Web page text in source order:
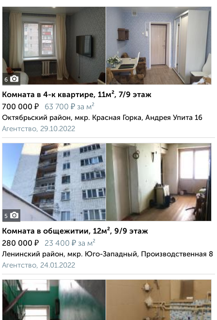
6
Комната в 4-к квартире, 11м², 7/9 этаж
700 000 ₽ 63 700 ₽ за м²
Октябрьский район, мкр. Красная Горка, Андрея Упита 16
Агентство, 29.10.2022
5
Комната в общежитии, 12м², 9/9 этаж
280 000 ₽ 23 400 ₽ за м²
Ленинский район, мкр. Юго-Западный, Производственная 8
Агентство, 24.01.2022